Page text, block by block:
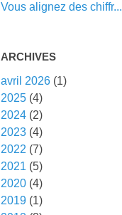
Vous alignez des chiffr...
ARCHIVES
avril 2026 (1)
2025 (4)
2024 (2)
2023 (4)
2022 (7)
2021 (5)
2020 (4)
2019 (1)